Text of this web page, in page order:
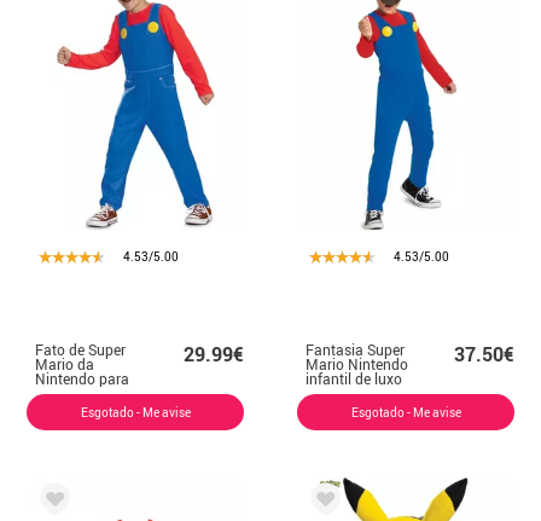
4.53/5.00
Fato de Super
Mario da
Nintendo para
crianças
29.99€
Esgotado - Me avise
4.53/5.00
Fantasia Super
Mario Nintendo
infantil de luxo
37.50€
Esgotado - Me avise